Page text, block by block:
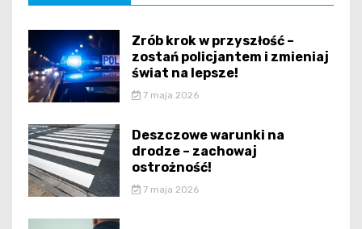
Zrób krok w przyszłość –
zostań policjantem i zmieniaj
świat na lepsze!
7 maja 2026
Deszczowe warunki na
drodze – zachowaj
ostrożność!
7 maja 2026